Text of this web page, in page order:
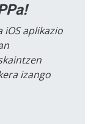
iOS aplikazio
izango